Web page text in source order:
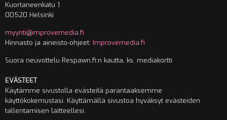
Kuortaneenkatu 1
00520 Helsinki
myynti@improvemedia.fi
Hinnasto ja aineisto-ohjeet: Improvemedia.fi
Suora neuvottelu Respawn.fi:n kautta, ks. mediakortti
EVÄSTEET
Käytämme sivustolla evästeitä parantaaksemme
käyttökokemustasi. Käyttämällä sivustoa hyväksyt evästeiden
tallentamisen laitteellesi.